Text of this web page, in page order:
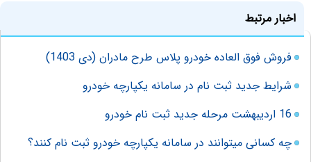
اخبار مرتبط
فروش فوق العاده خودرو پلاس طرح مادران (دی 1403)
شرایط جدید ثبت نام در سامانه یکپارچه خودرو
16 اردیبهشت مرحله جدید ثبت نام خودرو
چه کسانی میتوانند در سامانه یکپارچه خودرو ثبت نام کنند؟